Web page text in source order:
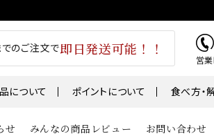
のご注文で即日発送可能！！
営
について ポイントについて 食べ方・
せ みんなの商品レビュー お問い合わせ